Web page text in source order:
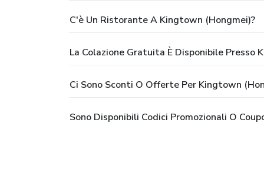
C'è Un Ristorante A Kingtown (Hongmei)?
La Colazione Gratuita È Disponibile Presso
Ci Sono Sconti O Offerte Per Kingtown
Sono Disponibili Codici Promozionali O